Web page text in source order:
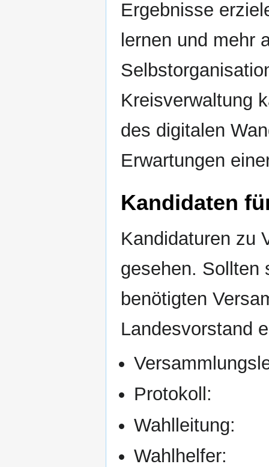
Ergebnisse
lernen und mehr
Kreisverwaltung
des digitalen
Erwartungen
Kandidaten
Kandidaturen zu
gesehen. Sollten
benötigten
Landesvorstand
Protokoll:
Wahlleitung:
Wahlhelfer: